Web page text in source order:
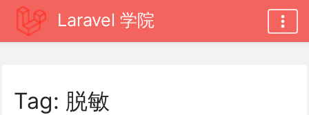
Laravel 学院
Tag: 脱敏